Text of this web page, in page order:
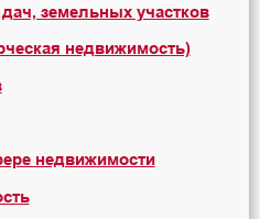
земельных участков
недвижимость)
недвижимости